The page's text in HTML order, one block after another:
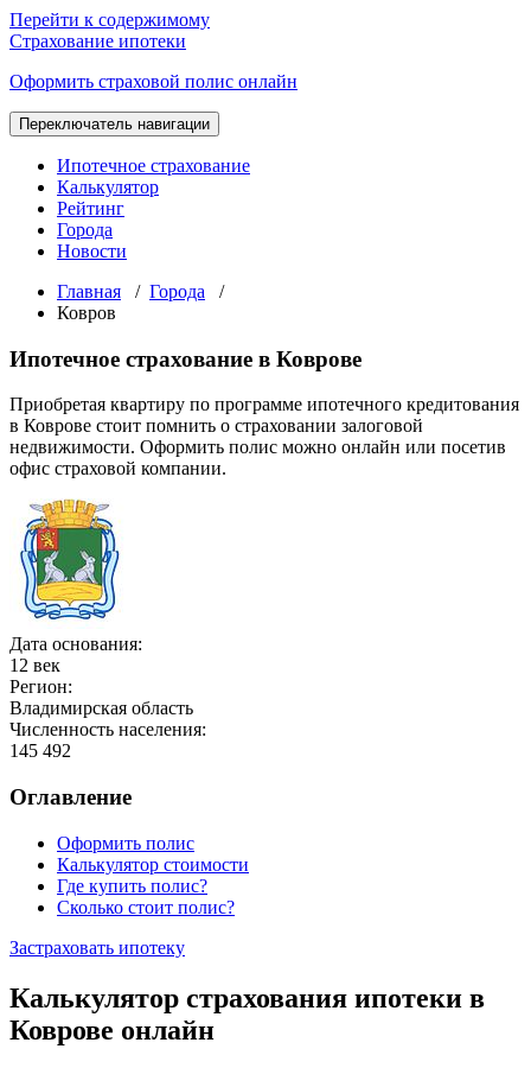
Перейти к содержимому
Страхование ипотеки
Оформить страховой полис онлайн
Переключатель навигации
Ипотечное страхование
Калькулятор
Рейтинг
Города
Новости
Главная / Города /
Ковров
Ипотечное страхование в Коврове
Приобретая квартиру по программе ипотечного кредитования
в Коврове стоит помнить о страховании залоговой
недвижимости. Оформить полис можно онлайн или посетив
офис страховой компании.
Дата основания:
12 век
Регион:
Владимирская область
Численность населения:
145 492
Оглавление
Оформить полис
Калькулятор стоимости
Где купить полис?
Сколько стоит полис?
Застраховать ипотеку
Калькулятор страхования ипотеки в
Коврове онлайн